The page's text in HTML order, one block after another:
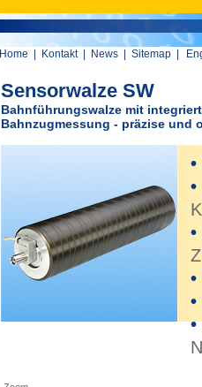
Home Kontakt News Sitemap
Sensorwalze SW
Bahnführungswalze mit
Bahnzugmessung - präzise und
•
•
•
•
•
•